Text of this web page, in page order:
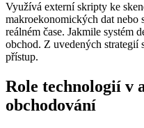
Využívá externí skripty ke
makroekonomických dat nebo
reálném čase. Jakmile systém
obchod. Z uvedených strategií
přístup.
Role technologií v
obchodování